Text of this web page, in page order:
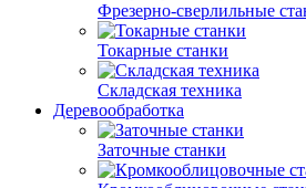
Фрезерно-сверлильные
Токарные станки
Складская техника
Деревообработка
Заточные станки